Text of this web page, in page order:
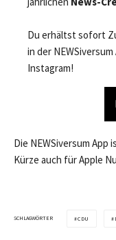
Du erhältst sofort
in der
Instagram!
Die NEWSiversum App
Kürze auch für Apple
SCHLAGWÖRTER CDU